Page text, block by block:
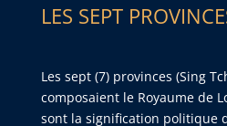
LES SEPT
Les sept (7) provinces (Sing
composaient le Royaume de
sont la signification politique